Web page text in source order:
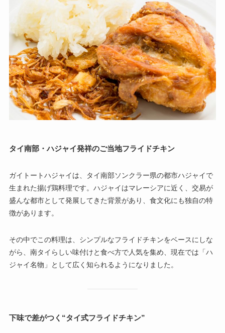
タイ南部・ハジャイ発祥のご当地フライドチキン
ガイトートハジャイは、タイ南部ソンクラー県の都市ハジャイで
生まれた揚げ鶏料理です。ハジャイはマレーシアに近く、交易が
盛んな都市として発展してきた背景があり、食文化にも独自の特
徴があります。
その中でこの料理は、シンプルなフライドチキンをベースにしな
がら、南タイらしい味付けと食べ方で人気を集め、現在では「ハ
ジャイ名物」として広く知られるようになりました。
下味で差がつく“タイ式フライドチキン”